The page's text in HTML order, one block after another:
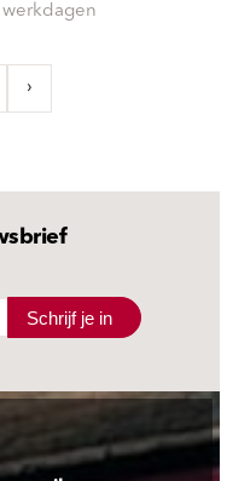
werkdagen
›
Schrijf je in